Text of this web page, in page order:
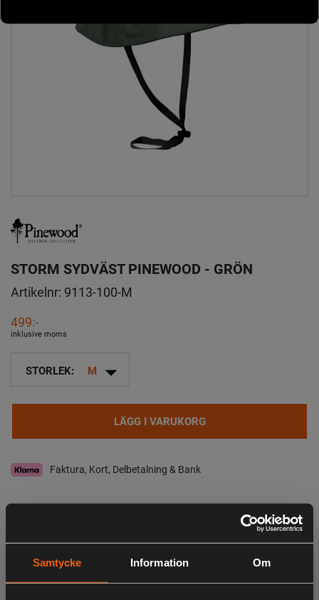
Samtycke Information Om
STORM SYDVÄST PINEWOOD - GRÖN
Artikelnr: 9113-100-M
499:-
inklusive moms
STORLEK: M arrow_drop_down
LÄGG I VARUKORG
Faktura, Kort, Delbetalning & Bank
Observera att webshopens lager inte alltid gäller för butiken i Lagan. Vänligen